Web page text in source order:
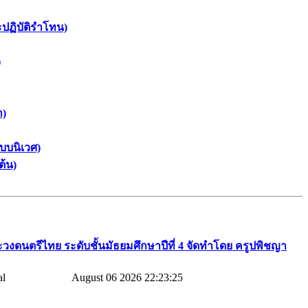
ฏิบัติรำโทน)
)
บนิเวศ)
น)
วงดนตรีไทย​ ระดับชั้นมัธยมศึกษาปีที่​ 4​ จัดทำโดย​ ครูปพิชญา​
August 06 2026 22:23:25